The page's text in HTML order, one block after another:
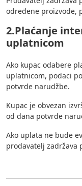
određene proizvode,
2.Plaćanje
uplatnicom
Ako kupac odabere
uplatnicom, podaci
potvrde narudžbe.
Kupac je obvezan
od dana potvrde
Ako uplata ne bude
prodavatelj zadržava